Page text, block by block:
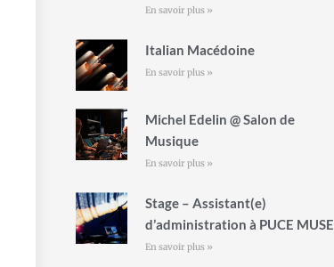
En savoir plus »
Italian Macédoine
En savoir plus »
Michel Edelin @ Salon de
Musique
En savoir plus »
Stage – Assistant(e)
d’administration à PUCE MUSE
En savoir plus »